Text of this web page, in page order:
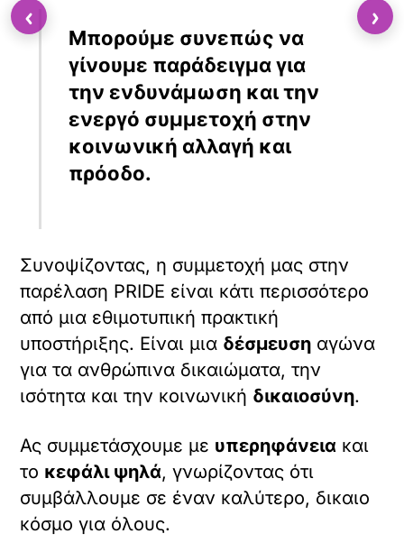
Μπορούμε συνεπώς να
γίνουμε παράδειγμα για
την ενδυνάμωση και την
ενεργό συμμετοχή στην
κοινωνική αλλαγή και
πρόοδο.
Συνοψίζοντας, η συμμετοχή μας στην
παρέλαση PRIDE είναι κάτι περισσότερο
από μια εθιμοτυπική πρακτική
υποστήριξης. Είναι μια δέσμευση αγώνα
για τα ανθρώπινα δικαιώματα, την
ισότητα και την κοινωνική δικαιοσύνη.
Ας συμμετάσχουμε με υπερηφάνεια και
το κεφάλι ψηλά, γνωρίζοντας ότι
συμβάλλουμε σε έναν καλύτερο, δικαιο
κόσμο για όλους.
‹ ›